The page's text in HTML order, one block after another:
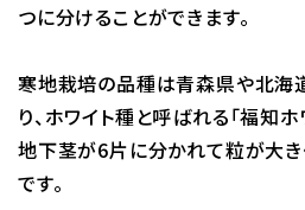
つに分けることができます。
寒地栽培の品種は青森県や北海
り、ホワイト種と呼ばれる「福知ホ
地下茎が6片に分かれて粒が大き
です。